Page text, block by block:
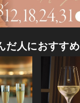
だ人におすすめ